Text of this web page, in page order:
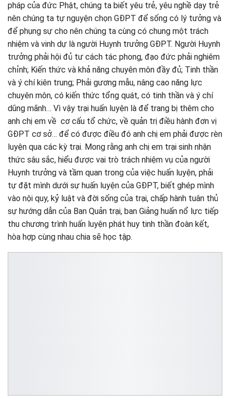
pháp của đức Phật, chúng ta biết yêu trẻ, yêu nghề dạy trẻ
nên chúng ta tự nguyện chọn GĐPT để sống có lý tưởng và
để phụng sự cho nên chúng ta cùng có chung một trách
nhiệm và vinh dự là người Huynh trưởng GĐPT. Người Huynh
trưởng phải hội đủ tư cách tác phong, đạo đức phải nghiêm
chỉnh; Kiến thức và khả năng chuyên môn đầy đủ; Tinh thần
và ý chí kiên trung; Phải gương mẫu, nâng cao năng lực
chuyên môn, có kiến thức tổng quát, có tinh thần và ý chí
dũng mãnh… Vì vậy trại huấn luyện là để trang bị thêm cho
anh chị em về cơ cấu tổ chức, về quản trị điều hành đơn vị
GĐPT cơ sở… để có được điều đó anh chị em phải được rèn
luyện qua các kỳ trại. Mong rằng anh chị em trại sinh nhận
thức sâu sắc, hiểu được vai trò trách nhiệm vụ của người
Huynh trưởng và tầm quan trong của việc huấn luyện, phải
tự đặt mình dưới sự huấn luyện của GĐPT, biết ghép mình
vào nội quy, kỷ luật và đời sống của trại, chấp hành tuân thủ
sự hướng dẫn của Ban Quản trại, ban Giảng huấn nổ lực tiếp
thu chương trình huấn luyện phát huy tinh thần đoàn kết,
hòa hợp cùng nhau chia sẽ học tập.